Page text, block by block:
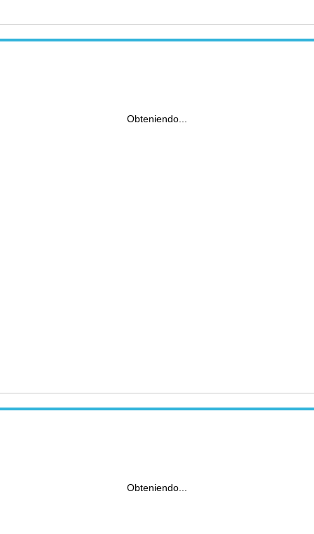
Obteniendo...
Obteniendo...